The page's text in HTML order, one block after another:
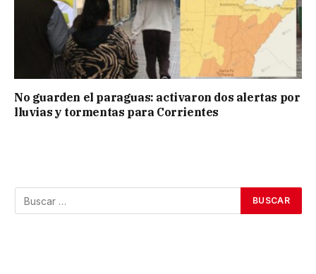
No guarden el paraguas: activaron dos alertas por
lluvias y tormentas para Corrientes